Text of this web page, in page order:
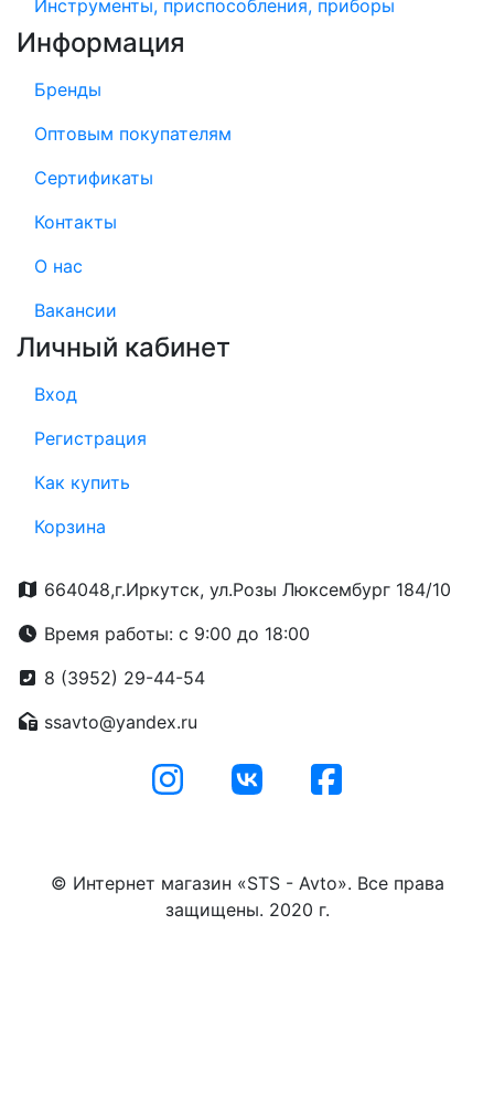
Инструменты, приспособления, приборы
Информация
Бренды
Оптовым покупателям
Сертификаты
Контакты
О нас
Вакансии
Личный кабинет
Вход
Регистрация
Как купить
Корзина
664048,г.Иркутск, ул.Розы Люксембург 184/10
Время работы: с 9:00 до 18:00
8 (3952) 29-44-54
ssavto@yandex.ru
© Интернет магазин «STS - Avto». Все права
защищены. 2020 г.